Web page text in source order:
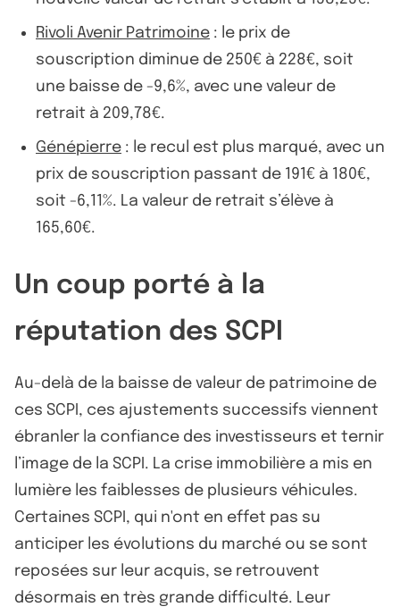
Rivoli Avenir Patrimoine : le prix de
souscription diminue de 250€ à 228€, soit
une baisse de -9,6%, avec une valeur de
retrait à 209,78€.
Génépierre : le recul est plus marqué, avec un
prix de souscription passant de 191€ à 180€,
soit -6,11%. La valeur de retrait s’élève à
165,60€.
Un coup porté à la
réputation des SCPI
Au-delà de la baisse de valeur de patrimoine de
ces SCPI, ces ajustements successifs viennent
ébranler la confiance des investisseurs et ternir
l’image de la SCPI. La crise immobilière a mis en
lumière les faiblesses de plusieurs véhicules.
Certaines SCPI, qui n'ont en effet pas su
anticiper les évolutions du marché ou se sont
reposées sur leur acquis, se retrouvent
désormais en très grande difficulté. Leur